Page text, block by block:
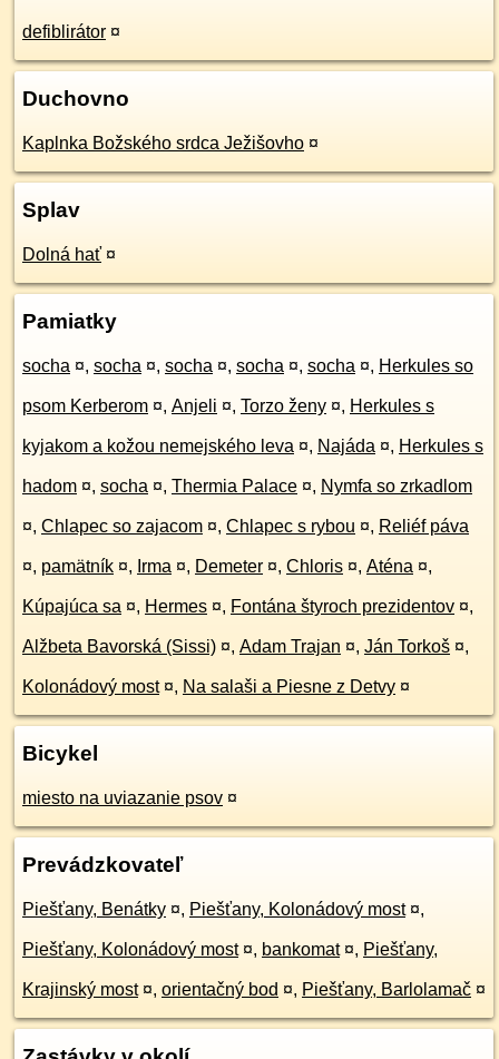
defiblirátor ¤
Duchovno
Kaplnka Božského srdca Ježišovho ¤
Splav
Dolná hať ¤
Pamiatky
socha ¤, socha ¤, socha ¤, socha ¤, socha ¤, Herkules so
psom Kerberom ¤, Anjeli ¤, Torzo ženy ¤, Herkules s
kyjakom a kožou nemejského leva ¤, Najáda ¤, Herkules s
hadom ¤, socha ¤, Thermia Palace ¤, Nymfa so zrkadlom
¤, Chlapec so zajacom ¤, Chlapec s rybou ¤, Reliéf páva
¤, pamätník ¤, Irma ¤, Demeter ¤, Chloris ¤, Aténa ¤,
Kúpajúca sa ¤, Hermes ¤, Fontána štyroch prezidentov ¤,
Alžbeta Bavorská (Sissi) ¤, Adam Trajan ¤, Ján Torkoš ¤,
Kolonádový most ¤, Na salaši a Piesne z Detvy ¤
Bicykel
miesto na uviazanie psov ¤
Prevádzkovateľ
Piešťany, Benátky ¤, Piešťany, Kolonádový most ¤,
Piešťany, Kolonádový most ¤, bankomat ¤, Piešťany,
Krajinský most ¤, orientačný bod ¤, Piešťany, Barlolamač ¤